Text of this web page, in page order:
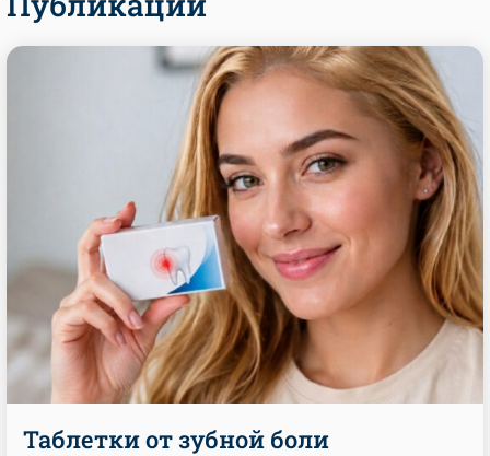
Таблетки от зубной боли